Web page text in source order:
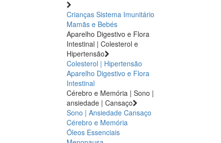
Crianças Sistema Imunitário
Mamãs e Bebés
Aparelho Digestivo e Flora
Intestinal | Colesterol e
Hipertensão
Colesterol | Hipertensão
Aparelho Digestivo e Flora
Intestinal
Cérebro e Memória | Sono |
ansiedade | Cansaço
Sono | Ansiedade Cansaço
Cérebro e Memória
Óleos Essenciais